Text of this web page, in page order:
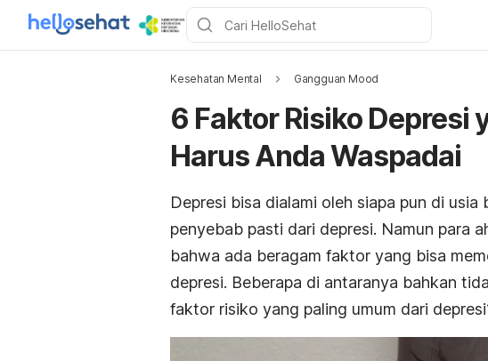
Kesehatan Mental Gangguan Mood
6 Faktor Risiko Depresi
Harus Anda Waspadai
Depresi bisa dialami oleh siapa pun di
penyebab pasti dari depresi. Namun para
bahwa ada beragam faktor yang bisa
depresi. Beberapa di antaranya bahkan
faktor risiko yang paling umum dari